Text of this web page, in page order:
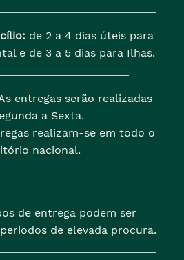
de 2 a 4 dias úteis para
e de 3 a 5 dias para Ilhas.
entregas serão realizadas
a Sexta.
realizam-se em todo o
nacional.
de entrega podem ser
de elevada procura.